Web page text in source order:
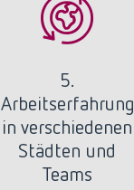
5.
Arbeitserfahrung
in verschiedenen
Städten und
Teams